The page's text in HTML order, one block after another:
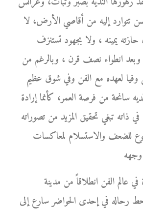
تتوارد إليه من أقاصي الأرض، لا
يمينه ، ولا بجهود تستنزف
وبعد انطواء نصف قرن ، وبالرغم من
لعهده مع الفن وفي شوق عظيم
سانحة من فرصة العمر، كأنما إرادة
في ذاته تبغي تحقيق المزيد من تصوراته
للضعف والاستسلام لمعاكسات
في عالم الفن انطلاقاً من مدينة
رحاله في إحدى الحواضر سارع إلى